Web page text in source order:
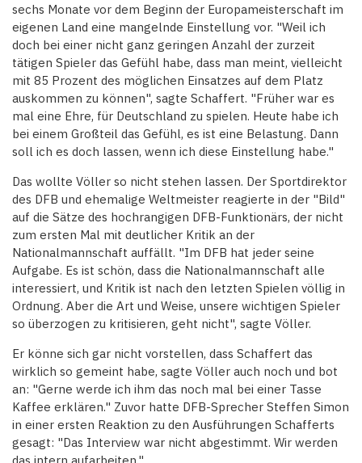
sechs Monate vor dem Beginn der Europameisterschaft im
eigenen Land eine mangelnde Einstellung vor. "Weil ich
doch bei einer nicht ganz geringen Anzahl der zurzeit
tätigen Spieler das Gefühl habe, dass man meint, vielleicht
mit 85 Prozent des möglichen Einsatzes auf dem Platz
auskommen zu können", sagte Schaffert. "Früher war es
mal eine Ehre, für Deutschland zu spielen. Heute habe ich
bei einem Großteil das Gefühl, es ist eine Belastung. Dann
soll ich es doch lassen, wenn ich diese Einstellung habe."
Das wollte Völler so nicht stehen lassen. Der Sportdirektor
des DFB und ehemalige Weltmeister reagierte in der "Bild"
auf die Sätze des hochrangigen DFB-Funktionärs, der nicht
zum ersten Mal mit deutlicher Kritik an der
Nationalmannschaft auffällt. "Im DFB hat jeder seine
Aufgabe. Es ist schön, dass die Nationalmannschaft alle
interessiert, und Kritik ist nach den letzten Spielen völlig in
Ordnung. Aber die Art und Weise, unsere wichtigen Spieler
so überzogen zu kritisieren, geht nicht", sagte Völler.
Er könne sich gar nicht vorstellen, dass Schaffert das
wirklich so gemeint habe, sagte Völler auch noch und bot
an: "Gerne werde ich ihm das noch mal bei einer Tasse
Kaffee erklären." Zuvor hatte DFB-Sprecher Steffen Simon
in einer ersten Reaktion zu den Ausführungen Schafferts
gesagt: "Das Interview war nicht abgestimmt. Wir werden